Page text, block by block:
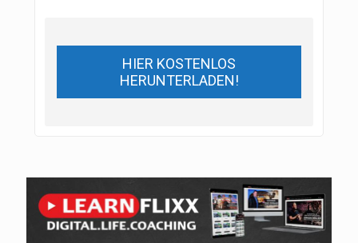
HIER KOSTENLOS
HERUNTERLADEN!